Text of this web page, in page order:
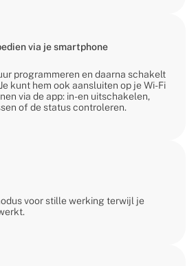
via je smartphone
programmeren en daarna schakelt
kunt hem ook aansluiten op je Wi-Fi
via de app: in- en uitschakelen,
of de status controleren.
voor stille werking terwijl je